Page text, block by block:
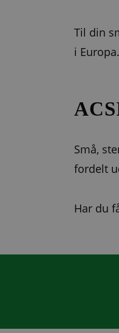
Til din
i
Små,
fordelt
Har du